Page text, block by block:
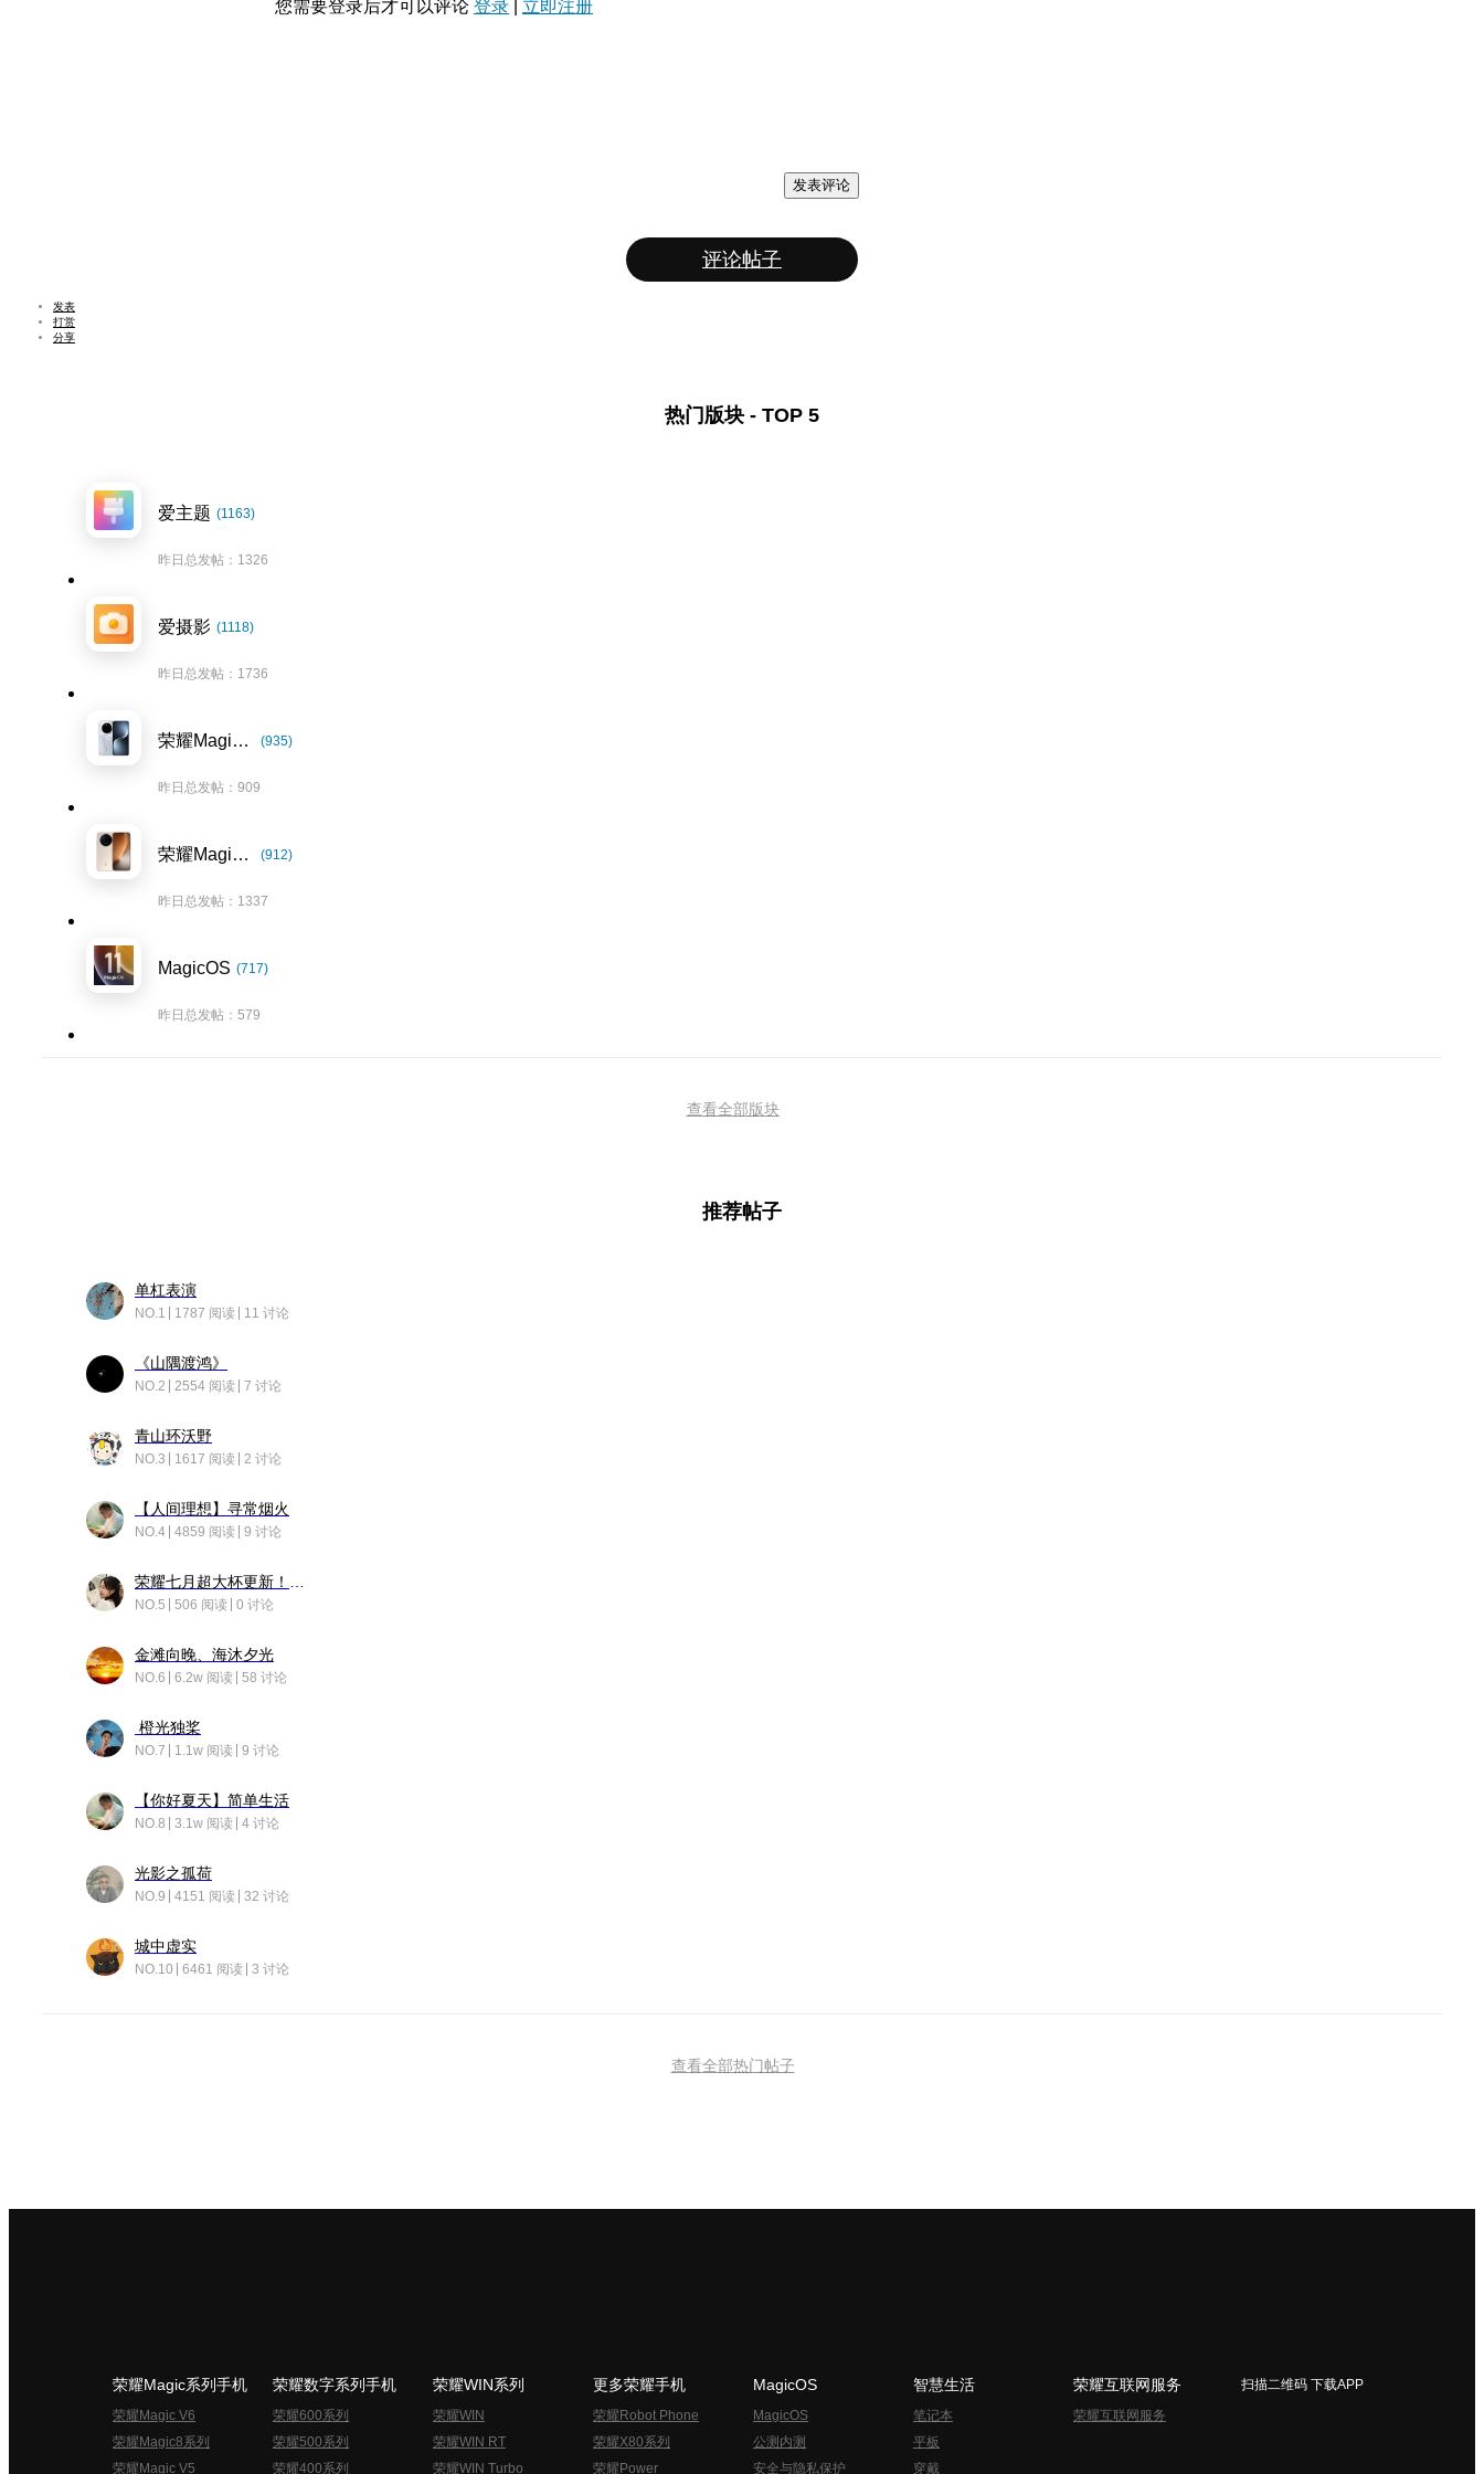
您需要登录后才可以评论 登录 立即注册
发表评论
评论帖子
发表
打赏
分享
热门版块 - TOP 5
爱主题 (1163)
昨日总发帖：1326
爱摄影 (1118)
昨日总发帖：1736
荣耀Magic7系列 (935)
昨日总发帖：909
荣耀Magic8系列 (912)
昨日总发帖：1337
MagicOS (717)
昨日总发帖：579
查看全部版块
推荐帖子
单杠表演
NO.1 1787 阅读 11 讨论
《山隅渡鸿》
NO.2 2554 阅读 7 讨论
青山环沃野
NO.3 1617 阅读 2 讨论
【人间理想】寻常烟火
NO.4 4859 阅读 9 讨论
NO.5 506 阅读 0 讨论
金滩向晚、海沐夕光
NO.6 6.2w 阅读 58 讨论
橙光独桨
NO.7 1.1w 阅读 9 讨论
【你好夏天】简单生活
NO.8 3.1w 阅读 4 讨论
光影之孤荷
NO.9 4151 阅读 32 讨论
城中虚实
NO.10 6461 阅读 3 讨论
查看全部热门帖子
荣耀Magic系列手机
荣耀Magic V6
荣耀Magic8系列
荣耀Magic V5
荣耀数字系列手机
荣耀600系列
荣耀500系列
荣耀400系列
荣耀WIN系列
荣耀WIN
荣耀WIN RT
荣耀WIN Turbo
更多荣耀手机
荣耀Robot Phone
荣耀X80系列
荣耀Power
MagicOS
MagicOS
公测内测
安全与隐私保护
智慧生活
笔记本
平板
穿戴
荣耀互联网服务
荣耀互联网服务
扫描二维码 下载APP